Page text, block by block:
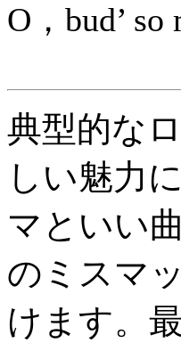
O，bud’
典型的な
しい魅力
マといい
のミスマ
けます。